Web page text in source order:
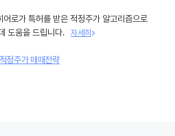
로가 특허를 받은 적정주가 알고리즘으로
도움을 드립니다.
자세히
정주가 매매전략